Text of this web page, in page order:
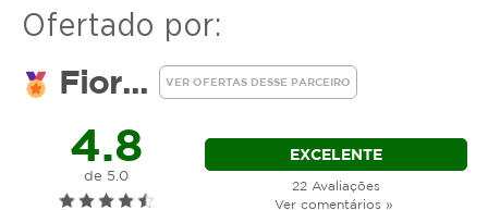
Ofertado por:
Fior... VER OFERTAS DESSE PARCEIRO
4.8
de 5.0
EXCELENTE
22 Avaliações
Ver comentários »